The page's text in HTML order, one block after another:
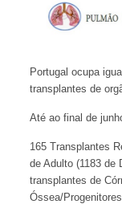
Portugal ocupa
transplantes de
Até ao final de
165 Transplantes
de Adulto (1183 de
transplantes de
Óssea/